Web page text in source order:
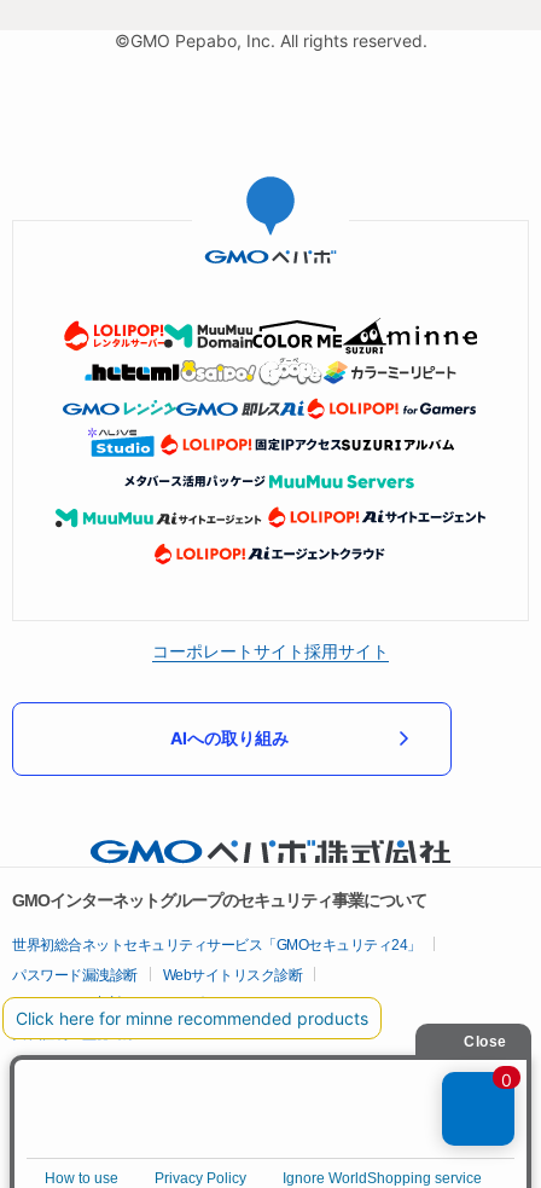
©GMO Pepabo, Inc. All rights reserved.
コーポレートサイト採用サイト
AIへの取り組み
GMOインターネットグループのセキュリティ事業について
世界初総合ネットセキュリティサービス「GMOセキュリティ24」
パスワード漏洩診断
Webサイトリスク診断
セキュリティ相談AIチャットボット
実在証明・盗聴対策
サイバー攻撃対策（GMOサイバーセキュリティ byイエラエ）